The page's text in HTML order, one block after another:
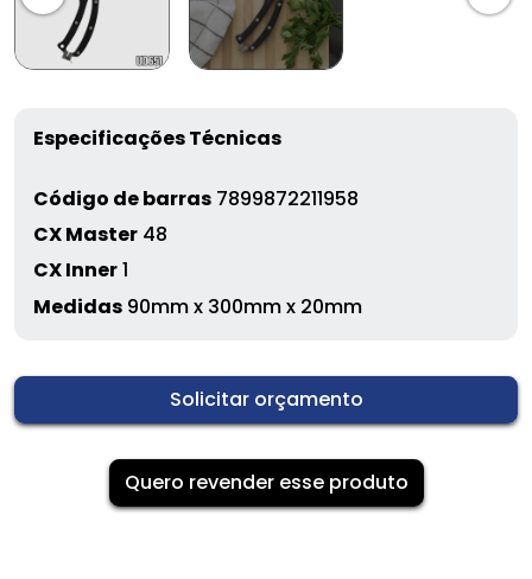
Especificações Técnicas
Código de barras 7899872211958
CX Master 48
CX Inner1
Medidas 90mm x 300mm x 20mm
Solicitar orçamento
Quero revender esse produto